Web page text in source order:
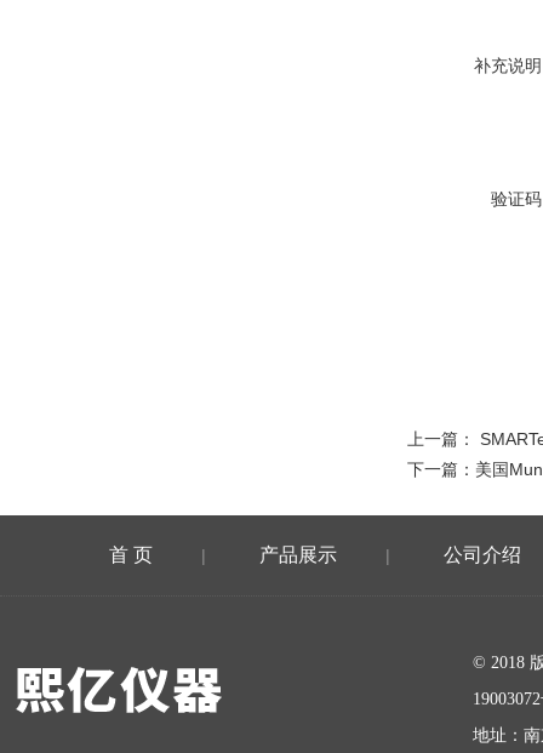
补充说
验证
上一篇：
下一篇： 美国
首 页 | 产品展示 | 公司介绍
© 2018
地址：